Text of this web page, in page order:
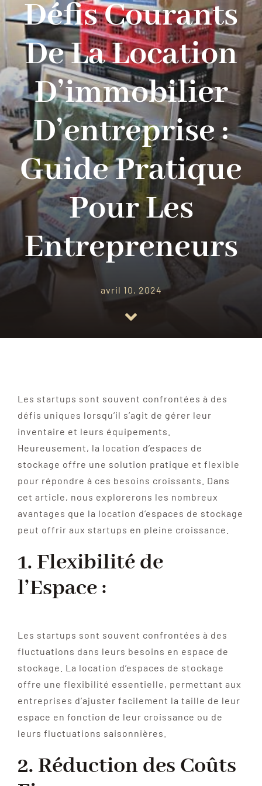
Contact
Défis Courants
De La Location
D’immobilier
D’entreprise :
Guide Pratique
Pour Les
Entrepreneurs
avril 10, 2024
Les startups sont souvent confrontées à des
défis uniques lorsqu’il s’agit de gérer leur
inventaire et leurs équipements.
Heureusement, la location d’espaces de
stockage offre une solution pratique et flexible
pour répondre à ces besoins croissants. Dans
cet article, nous explorerons les nombreux
avantages que la location d’espaces de stockage
peut offrir aux startups en pleine croissance.
1. Flexibilité de
l’Espace :
Les startups sont souvent confrontées à des
fluctuations dans leurs besoins en espace de
stockage. La location d’espaces de stockage
offre une flexibilité essentielle, permettant aux
entreprises d’ajuster facilement la taille de leur
espace en fonction de leur croissance ou de
leurs fluctuations saisonnières.
2. Réduction des Coûts